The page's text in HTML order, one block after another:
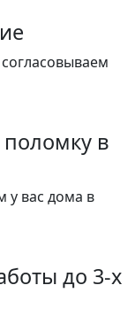
поломку в
у вас дома в
до 3-х